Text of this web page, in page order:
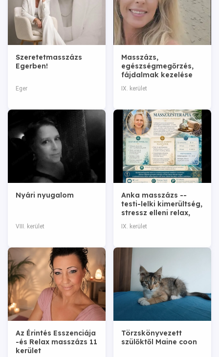
Szeretetmasszázs
Egerben!
Eger
Masszázs,
egészségmegőrzés,
fájdalmak kezelése
IX. kerület
Nyári nyugalom
VIII. kerület
Anka masszázs --
testi-lelki kimerültség,
stressz elleni relax,
svéd és indiai
masszázs Budapesten
IX. kerület
Az Érintés Esszenciája
-és Relax masszázs 11
kerület
Törzskönyvezett
szülőktől Maine coon